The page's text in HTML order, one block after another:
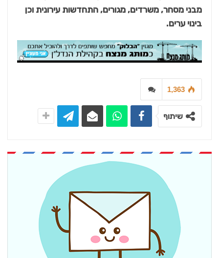
מבני מסחר, משרדים, מגורים, התחדשות עירונית וכן
בינוי ערים.
1,363
שיתוף